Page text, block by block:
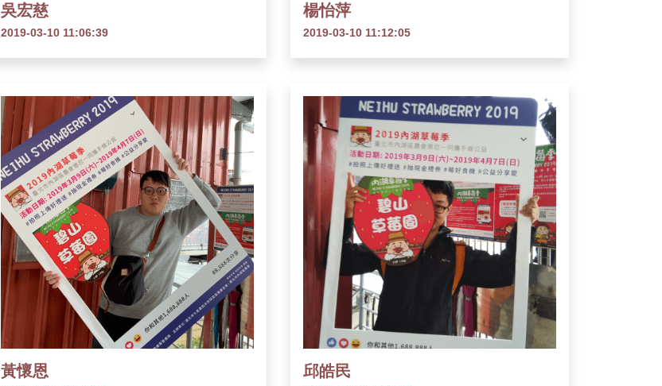
吳宏慈
2019-03-10 11:06:39
楊怡萍
2019-03-10 11:12:05
黃懷恩 邱皓民